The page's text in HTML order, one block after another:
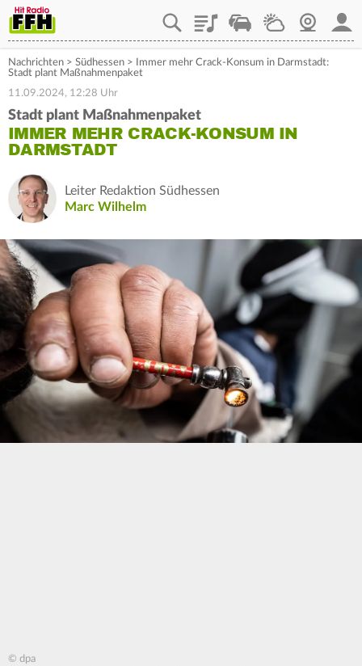
PlaylistStaupilotWetterWebcam
Nachrichten > Südhessen >
Immer mehr Crack-Konsum in Darmstadt:
Stadt plant Maßnahmenpaket
11.09.2024, 12:28 Uhr
Stadt plant Maßnahmenpaket
IMMER MEHR CRACK-KONSUM IN
DARMSTADT
Leiter Redaktion Südhessen
Marc Wilhelm
© dpa